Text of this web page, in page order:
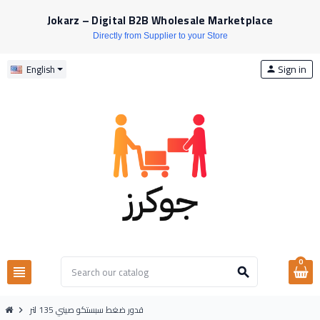
Jokarz – Digital B2B Wholesale Marketplace
Directly from Supplier to your Store
English
view_headline search
person Sign in
0
chevron_right قدور ضغط سبستكو صيني 135 لتر